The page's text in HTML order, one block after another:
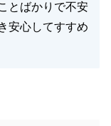
とばかりで不安
安心してすすめ